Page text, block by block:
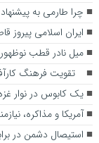
چرا طارمی به
ایران اسلامی پیروز
میل نادر قطب
تقویت فرهنگ
یک کابوس در نوار
آمریکا و مذاکره،
استیصال دشمن در